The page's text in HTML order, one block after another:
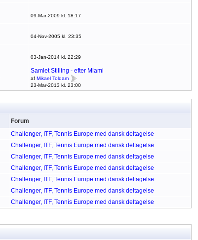
09-Mar-2009 kl. 18:17
04-Nov-2005 kl. 23:35
03-Jan-2014 kl. 22:29
Samlet Stilling - efter Miami
af Mikael Toldam
23-Mar-2013 kl. 23:00
Forum
Challenger, ITF, Tennis Europe med dansk deltagelse
Challenger, ITF, Tennis Europe med dansk deltagelse
Challenger, ITF, Tennis Europe med dansk deltagelse
Challenger, ITF, Tennis Europe med dansk deltagelse
Challenger, ITF, Tennis Europe med dansk deltagelse
Challenger, ITF, Tennis Europe med dansk deltagelse
Challenger, ITF, Tennis Europe med dansk deltagelse